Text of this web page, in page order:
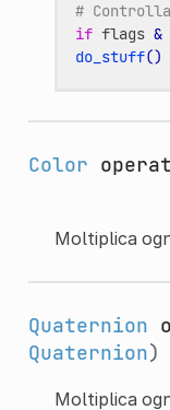
#
if flags &
do_stuff()
Color
Moltiplica
Quaternion
Quaternion)
Moltiplica